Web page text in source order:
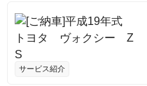
サービス紹介